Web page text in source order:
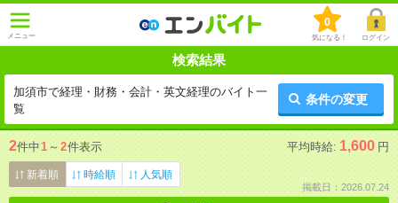
メニュー
0
気になる！ ログイン
検索結果
加須市で経理・財務・会計・英文経理のバイト一
覧
条件の変更
2件中1 ～ 2件表示 平均時給: 1,600 円
新着順 時給順 人気順
掲載日：2026.07.24